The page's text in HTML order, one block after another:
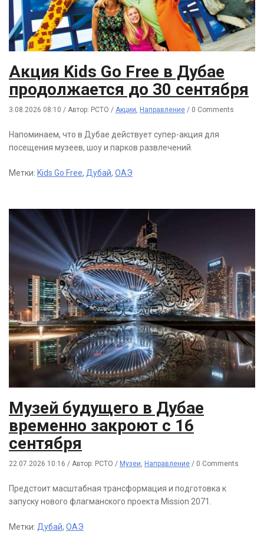
Акция Kids Go Free в Дубае
продолжается до 30 сентября
3.08.2026 08:10 / Автор: РСТО / Акции, Направление / 0 Comments
Напоминаем, что в Дубае действует супер-акция для
посещения музеев, шоу и парков развлечений.
Метки: Kids Go Free, Дубай, ОАЭ
Музей будущего в Дубае
временно закроют с 16
сентября
22.07.2026 10:16 / Автор: РСТО / Музеи Направление / 0 Comments
Предстоит масштабная трансформация и подготовка к
запуску нового флагманского проекта Mission 2071.
Метки: Дубай, ОАЭ